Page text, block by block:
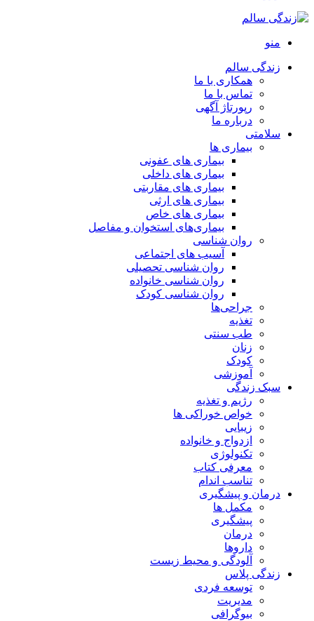
منو
زندگی سالم
همکاری با ما
تماس با ما
رپورتاژ آگهی
درباره ما
سلامتی
بیماری ها
بیماری های عفونی
بیماری های داخلی
بیماری های مقاربتی
بیماری های ارثی
بیماری های خاص
بیماری‌های استخوان و مفاصل
روان شناسی
آسیب های اجتماعی
روان شناسی تحصیلی
روان شناسی خانواده
روان شناسی کودک
جراحی‌ها
تغذیه
طب سنتی
زنان
کودک
آموزشی
سبک زندگی
رژیم و تغذیه
خواص خوراکی ها
زیبایی
ازدواج و خانواده
تکنولوژی
معرفی کتاب
تناسب اندام
درمان و پیشگیری
مکمل ها
پیشگیری
درمان
داروها
آلودگی و محیط زیست
زندگی پلاس
توسعه فردی
مدیریت
بیوگرافی